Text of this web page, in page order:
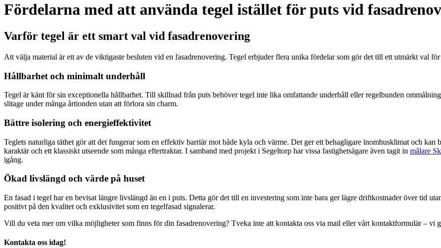
Fördelarna med att använda tegel istället för puts vid
Varför tegel är ett smart val vid fasadrenovering
Att välja material är ett av de viktigaste besluten vid en fasadrenovering. Tegel erbjuder flera unika fördelar som gör det till ett utmärkt val
Hållbarhet och minimalt underhåll
Tegel är känt för sin exceptionella hållbarhet. Till skillnad från puts behöver tegel inte lika omfattande underhåll eller regelbunden
slitage under många årtionden utan att förlora sin charm.
Bättre isolering och energieffektivitet
Teglets naturliga täthet gör att det fungerar som en effektiv barriär mot både kyla och värme. Det ger ett behagligare inomhusklimat och
karaktär och ett klassiskt utseende som många eftertraktar. I samband med projekt i Segeltorp har vissa fastighetsägare även tagit in målare
igång.
Ökad livslängd och värde på huset
En fasad i tegel har en bevisat längre livslängd än en i puts. Detta gör det till en investering som inte bara ger lägre driftkostnader över tid
positivt på den kvalitet och exklusivitet som en tegelfasad signalerar.
Vill du veta mer om vilka möjligheter som finns för din fasadrenovering? Tveka inte att kontakta oss via mail eller vårt kontaktformulär – vi
Kontakta oss idag!